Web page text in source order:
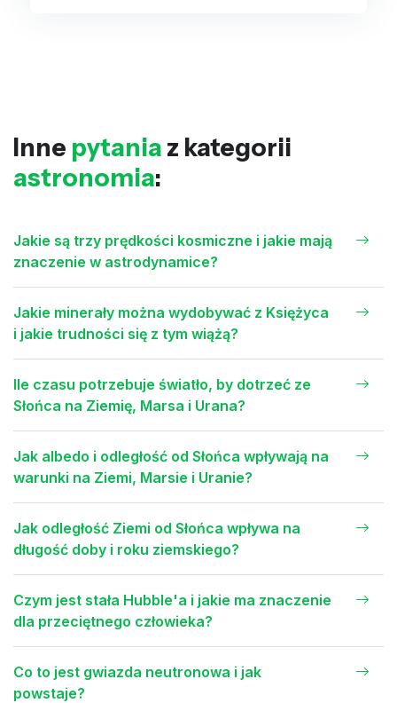
Inne pytania z kategorii
astronomia:
Jakie są trzy prędkości kosmiczne i jakie mają
znaczenie w astrodynamice?
Jakie minerały można wydobywać z Księżyca
i jakie trudności się z tym wiążą?
Ile czasu potrzebuje światło, by dotrzeć ze
Słońca na Ziemię, Marsa i Urana?
Jak albedo i odległość od Słońca wpływają na
warunki na Ziemi, Marsie i Uranie?
Jak odległość Ziemi od Słońca wpływa na
długość doby i roku ziemskiego?
Czym jest stała Hubble'a i jakie ma znaczenie
dla przeciętnego człowieka?
Co to jest gwiazda neutronowa i jak
powstaje?